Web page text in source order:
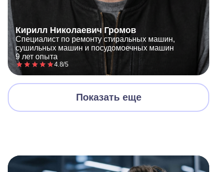
Кирилл Николаевич Громов
Специалист по ремонту стиральных машин,
сушильных машин и посудомоечных машин
9 лет опыта
4.8/5
Показать еще